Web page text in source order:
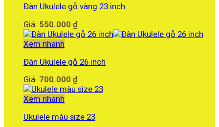
6.690.000 ₫.
tại
Đàn Ukulele gỗ vàng 23 inch
Giá: 550.000 ₫
Xem nhanh
Đàn Ukulele gỗ 26 inch
Giá: 700.000 ₫
Xem nhanh
Ukulele màu size 23